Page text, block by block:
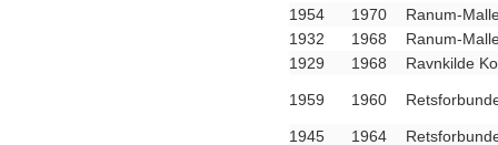
1954
1970
Ranum-
1932
1968
Ranum-
1929
1968 Ravnkilde
1959 1960
1945 1964